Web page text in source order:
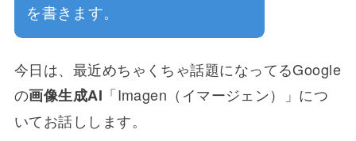
を書きます。
今日は、最近めちゃくちゃ話題になってるGoogle
の画像生成AI 「Imagen（イマージェン）」につ
いてお話しします。